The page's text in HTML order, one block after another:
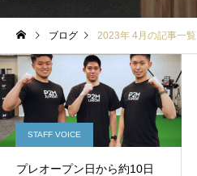
ブログ 2023年 4月の記事一覧
STAFF VOICE
プレオープン日から約10日